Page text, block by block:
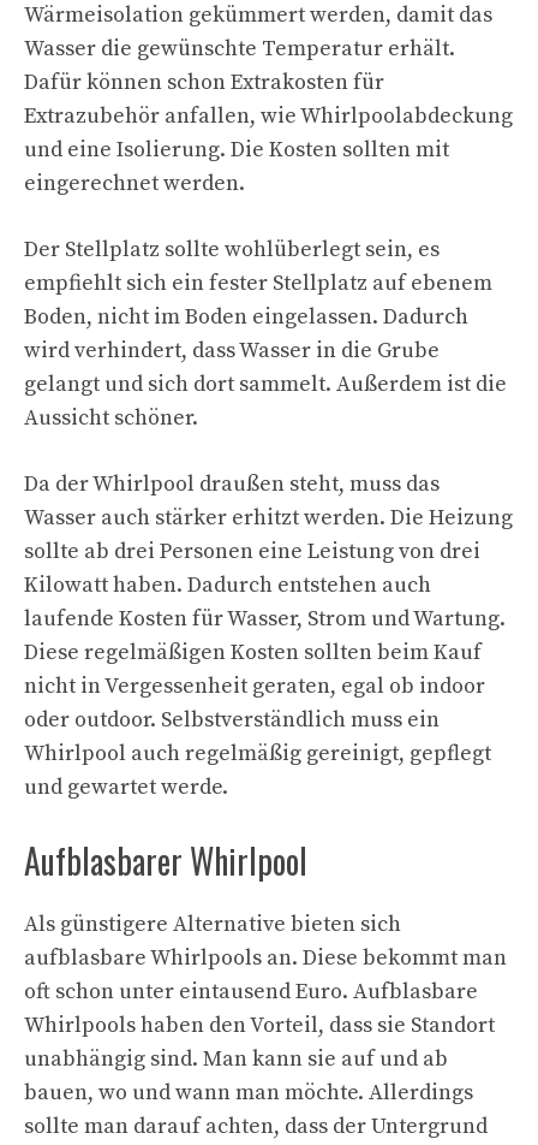
Wärmeisolation gekümmert werden, damit das
Wasser die gewünschte Temperatur erhält.
Dafür können schon Extrakosten für
Extrazubehör anfallen, wie Whirlpoolabdeckung
und eine Isolierung. Die Kosten sollten mit
eingerechnet werden.
Der Stellplatz sollte wohlüberlegt sein, es
empfiehlt sich ein fester Stellplatz auf ebenem
Boden, nicht im Boden eingelassen. Dadurch
wird verhindert, dass Wasser in die Grube
gelangt und sich dort sammelt. Außerdem ist die
Aussicht schöner.
Da der Whirlpool draußen steht, muss das
Wasser auch stärker erhitzt werden. Die Heizung
sollte ab drei Personen eine Leistung von drei
Kilowatt haben. Dadurch entstehen auch
laufende Kosten für Wasser, Strom und Wartung.
Diese regelmäßigen Kosten sollten beim Kauf
nicht in Vergessenheit geraten, egal ob indoor
oder outdoor. Selbstverständlich muss ein
Whirlpool auch regelmäßig gereinigt, gepflegt
und gewartet werde.
Aufblasbarer Whirlpool
Als günstigere Alternative bieten sich
aufblasbare Whirlpools an. Diese bekommt man
oft schon unter eintausend Euro. Aufblasbare
Whirlpools haben den Vorteil, dass sie Standort
unabhängig sind. Man kann sie auf und ab
bauen, wo und wann man möchte. Allerdings
sollte man darauf achten, dass der Untergrund